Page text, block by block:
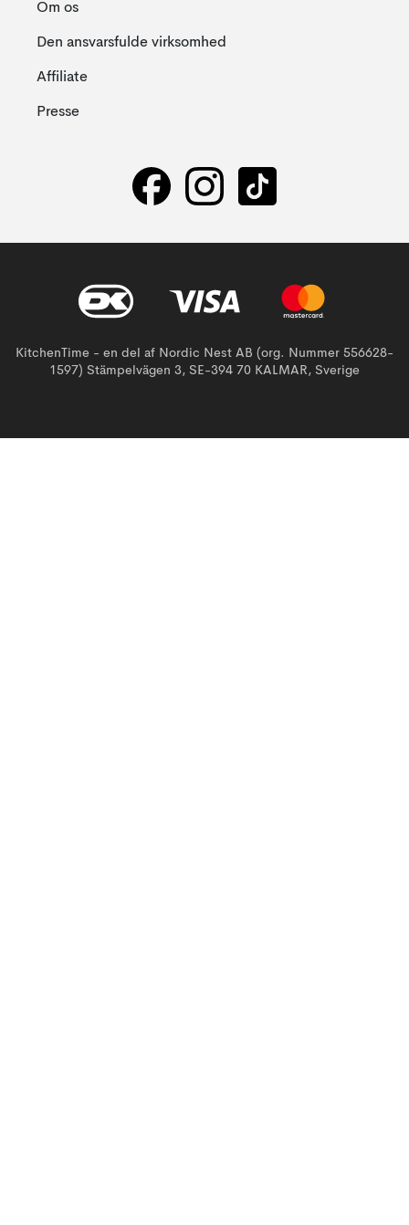
Om os
Den ansvarsfulde virksomhed
Affiliate
Presse
KitchenTime - en del af Nordic Nest AB (org. Nummer 556628-
1597) Stämpelvägen 3, SE-394 70 KALMAR, Sverige